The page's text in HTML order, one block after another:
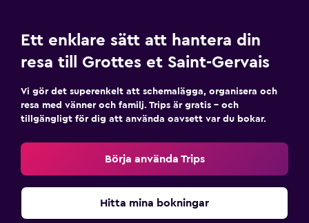
Ett enklare sätt att hantera din
resa till Grottes et Saint-Gervais
Vi gör det superenkelt att schemalägga, organisera och
resa med vänner och familj. Trips är gratis – och
tillgängligt för dig att använda oavsett var du bokar.
Börja använda Trips
Hitta mina bokningar